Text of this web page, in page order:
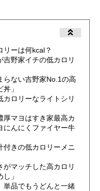
リーは何kcal？
吉野家イチの低カロリ
らない吉野家No.1の高
」
カロリーなライトシリ
厚マヨはすき家最高カ
にんにくファイヤー牛
付きの低カロリーメニ
がマッチした高カロリ
」
単品でもうどんと一緒